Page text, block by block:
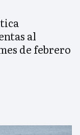
al
de febrero